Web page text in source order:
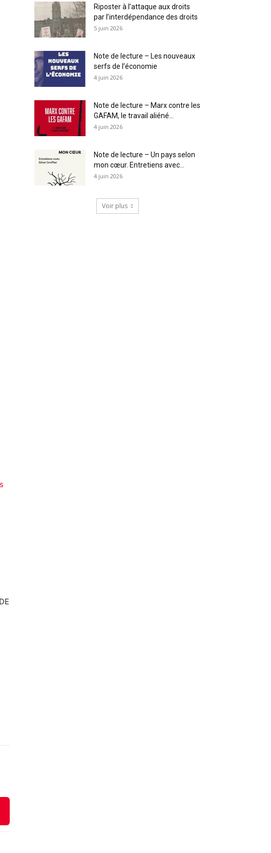
Riposter à l’attaque aux droits
par l’interdépendance des droits
5 juin 2026
Note de lecture – Les nouveaux
serfs de l’économie
4 juin 2026
Note de lecture – Marx contre les
GAFAM, le travail aliéné...
4 juin 2026
Note de lecture – Un pays selon
mon cœur. Entretiens avec...
4 juin 2026
Voir plus